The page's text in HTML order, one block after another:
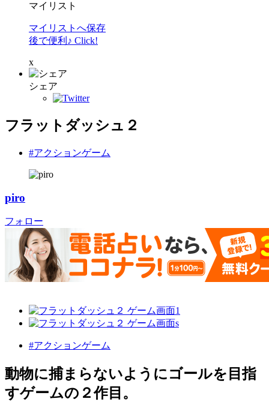
マイリスト
マイリストへ保存
後で便利♪ Click!
x
シェア
フラットダッシュ２
#アクションゲーム
piro
フォロー
#アクションゲーム
動物に捕まらないようにゴールを目指
すゲームの２作目。